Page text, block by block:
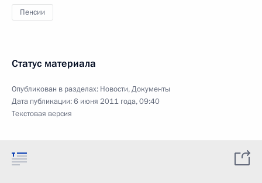
Пенсии
Статус материала
Опубликован в разделах: Новости,Документы
Дата публикации:6 июня 2011 года, 09:40
Текстовая версия